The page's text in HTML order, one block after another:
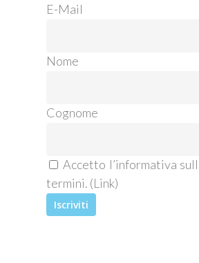
E-
Nome
Cognome
Accetto l’informativa
termini. (Link)